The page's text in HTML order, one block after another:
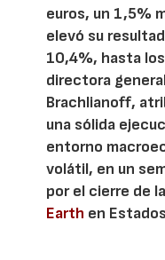
euros, un 1,5%
elevó su
10,4%, hasta
directora
Brachlianoff,
una sólida
entorno
volátil, en un
por el cierre de
Earth en